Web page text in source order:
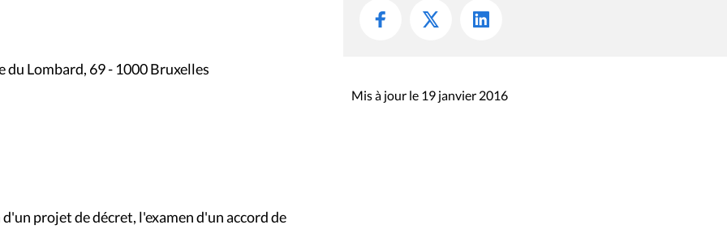
du Lombard, 69 - 1000 Bruxelles
projet de décret, l'examen d'un accord de
Mis à jour le 19 janvier 2016